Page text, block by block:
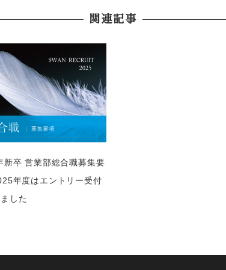
関連記事
新卒 営業部総合職募集要
年度はエントリー受付
した